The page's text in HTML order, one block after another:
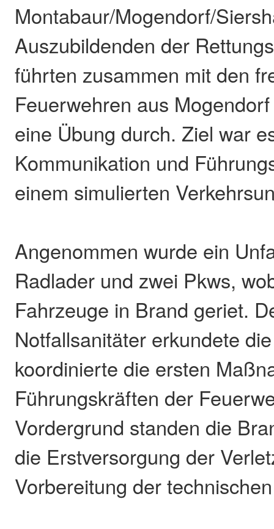
Montabaur/Mogendorf/
Auszubildenden der
führten zusammen mit den
Feuerwehren aus
eine Übung durch. Ziel war
Kommunikation und
einem simulierten
Angenommen wurde ein
Radlader und zwei Pkws,
Fahrzeuge in Brand geriet.
Notfallsanitäter erkundete
koordinierte die ersten
Führungskräften der
Vordergrund standen die
die Erstversorgung der
Vorbereitung der